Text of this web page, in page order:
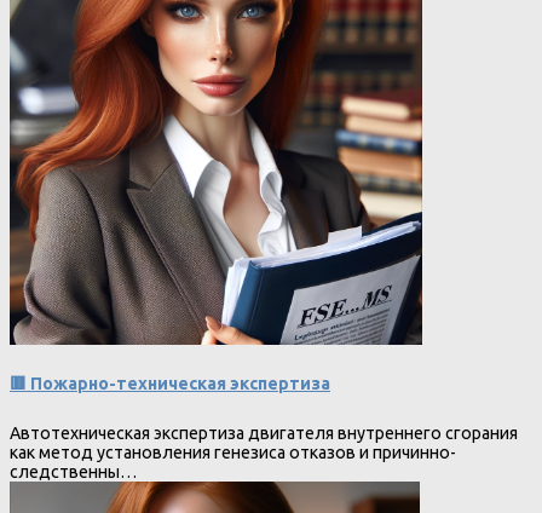
🟥 Пожарно-техническая экспертиза
Автотехническая экспертиза двигателя внутреннего сгорания
как метод установления генезиса отказов и причинно-
следственны…